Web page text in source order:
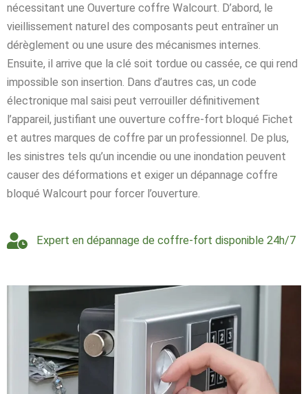
nécessitant une Ouverture coffre Walcourt. D’abord, le
vieillissement naturel des composants peut entraîner un
dérèglement ou une usure des mécanismes internes.
Ensuite, il arrive que la clé soit tordue ou cassée, ce qui rend
impossible son insertion. Dans d’autres cas, un code
électronique mal saisi peut verrouiller définitivement
l’appareil, justifiant une ouverture coffre-fort bloqué Fichet
et autres marques de coffre par un professionnel. De plus,
les sinistres tels qu’un incendie ou une inondation peuvent
causer des déformations et exiger un dépannage coffre
bloqué Walcourt pour forcer l’ouverture.
Expert en dépannage de coffre-fort disponible 24h/7